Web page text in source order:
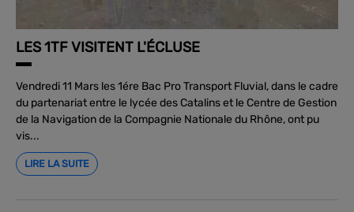
LES 1TF VISITENT L'ÉCLUSE
Vendredi 11 Mars les 1ére Bac Pro Transport Fluvial, dans le cadre
du partenariat entre le lycée des Catalins et le Centre de Gestion
de la Navigation de la Compagnie Nationale du Rhône, ont pu
vis...
LIRE LA SUITE